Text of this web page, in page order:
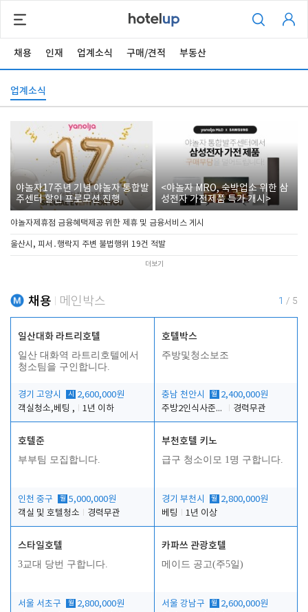
채용 인재 업계소식 구매/견적 부동산
업계소식
야놀자17주년 기념 야놀자 통합발
주센터 할인 프로모션 진행
<야놀자 MRO, 숙박업소 위한 삼
성전자 가전제품 특가 개시>
야놀자제휴점 금융혜택제공 위한 제휴 및 금융서비스 게시
울산시, 피서․행락지 주변 불법행위 19건 적발
더보기
채용 메인박스 1 / 5
일산대화 라트리호텔
일산 대화역 라트리호텔에서
청소팀을 구인합니다.
경기 고양시 시
2,600,000원
객실청소,베팅 ,
1년 이하
호텔박스
주방및청소보조
충남 천안시 월 2,400,000원
주방2인식사준비및청소린렌보조
경력무관
호텔준
부부팀 모집합니다.
인천 중구 월 5,000,000원
객실 및 호텔청소
경력무관
부천호텔 키노
급구 청소이모 1명 구합니다.
경기 부천시 월 2,800,000원
베팅
1년 이상
스타일호텔
3교대 당번 구합니다.
서울 서초구 월 2,800,000원
카파쓰 관광호텔
메이드 공고(주5일)
서울 강남구 월 2,600,000원